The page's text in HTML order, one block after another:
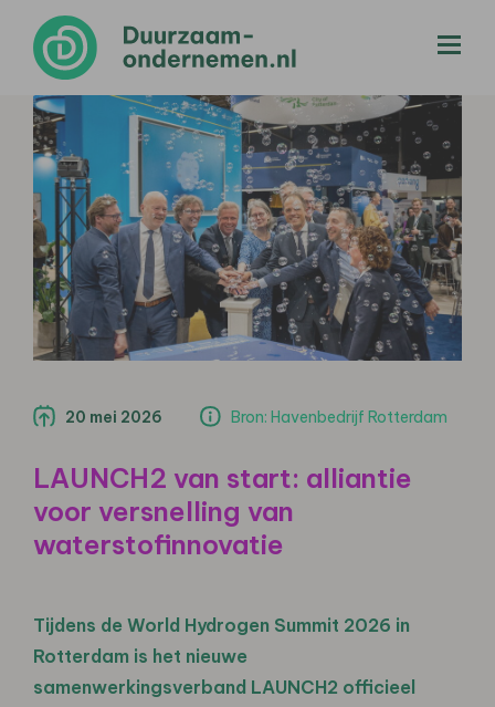
20 mei 2026 Bron: Havenbedrijf Rotterdam
LAUNCH2 van start: alliantie
voor versnelling van
waterstofinnovatie
Tijdens de World Hydrogen Summit 2026 in
Rotterdam is het nieuwe
samenwerkingsverband LAUNCH2 officieel